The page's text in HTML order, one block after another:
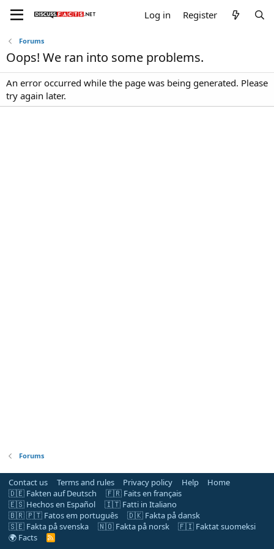
Log in Register
Forums
Oops! We ran into some problems.
An error occurred while the page was being generated. Please
try again later.
Forums
Contact us Terms and rules Privacy policy Help
Home
🇩🇪 Fakten auf Deutsch
🇫🇷 Faits en français
🇪🇸 Hechos en Español
🇮🇹 Fatti in Italiano
🇧🇷 🇵🇹 Fatos em português
🇩🇰 Fakta på dansk
🇸🇪 Fakta på svenska
🇳🇴 Fakta på norsk
🇫🇮 Faktat suomeksi
🌍 Facts
R